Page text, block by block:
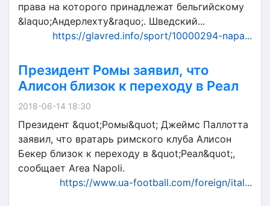
права на которого принадлежат бельгийскому
&laquo;Андерлехту&raquo;. Шведский...
https://glavred.info/sport/10000294-napa...
Президент Ромы заявил, что
Алисон близок к переходу в Реал
2018-06-14 18:30
Президент &quot;Ромы&quot; Джеймс Паллотта
заявил, что вратарь римского клуба Алисон
Бекер близок к переходу в &quot;Реал&quot;,
сообщает Area Napoli.
https://www.ua-football.com/foreign/ital...